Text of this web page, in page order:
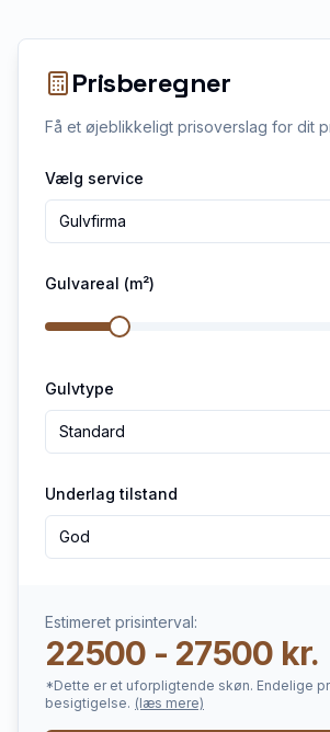
Prisberegner
Få et øjeblikkeligt prisoverslag for dit
Vælg service
Gulvfirma
Gulvareal (m²)
Gulvtype
Standard
Underlag tilstand
God
Estimeret prisinterval:
22500 - 27500 kr.
*Dette er et uforpligtende skøn. Endelige
besigtigelse. (læs mere)